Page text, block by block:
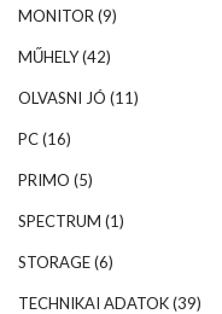
MONITOR (9)
MŰHELY(42)
OLVASNI JÓ (11)
PC(16)
PRIMO (5)
SPECTRUM (1)
STORAGE(6)
TECHNIKAI ADATOK(39)